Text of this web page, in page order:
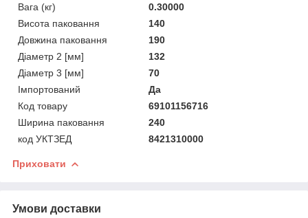
Вага (кг)
0.30000
Висота паковання
140
Довжина паковання
190
Діаметр 2 [мм]
132
Діаметр 3 [мм]
70
Імпортований
Да
Код товару
69101156716
Ширина паковання
240
код УКТЗЕД
8421310000
Приховати
Умови доставки